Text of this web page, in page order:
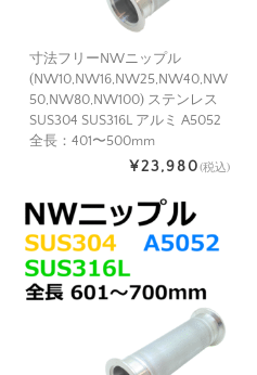
寸法フリーNWニップル
(NW10,NW16,NW25,NW40,NW
50,NW80,NW100) ステンレス
SUS304 SUS316L アルミ A5052
全長：401〜500mm
¥23,980(税込)